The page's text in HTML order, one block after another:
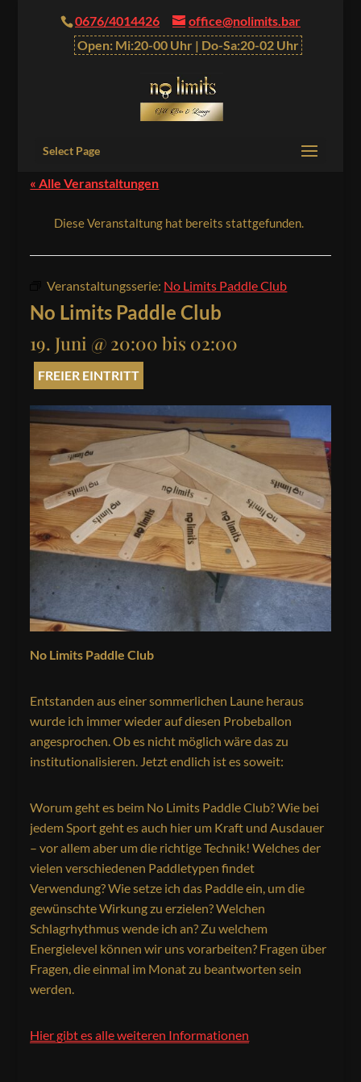
0676/4014426
office@nolimits.bar
Open: Mi:20-00 Uhr | Do-Sa:20-02 Uhr
Select Page
« Alle Veranstaltungen
Diese Veranstaltung hat bereits stattgefunden.
Veranstaltungsserie: No Limits Paddle Club
No Limits Paddle Club
19. Juni @ 20:00 bis 02:00
FREIER EINTRITT
No Limits Paddle Club
Entstanden aus einer sommerlichen Laune heraus
wurde ich immer wieder auf diesen Probeballon
angesprochen. Ob es nicht möglich wäre das zu
institutionalisieren. Jetzt endlich ist es soweit:
Worum geht es beim No Limits Paddle Club? Wie bei
jedem Sport geht es auch hier um Kraft und Ausdauer
– vor allem aber um die richtige Technik! Welches der
vielen verschiedenen Paddletypen findet
Verwendung? Wie setze ich das Paddle ein, um die
gewünschte Wirkung zu erzielen? Welchen
Schlagrhythmus wende ich an? Zu welchem
Energielevel können wir uns vorarbeiten? Fragen über
Fragen, die einmal im Monat zu beantworten sein
werden.
Hier gibt es alle weiteren Informationen